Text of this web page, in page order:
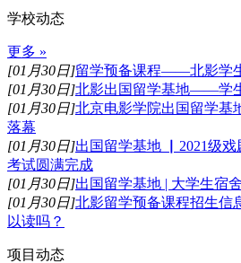
学校动态
更多 »
[01月30日]留学预备课程——北影学
[01月30日]北影出国留学基地——学
[01月30日]北京电影学院出国留学基
落幕
[01月30日]出国留学基地 ▏2021级
考试圆满完成
[01月30日]出国留学基地 | 大学生宿
[01月30日]北影留学预备课程招生信
以读吗？
项目动态